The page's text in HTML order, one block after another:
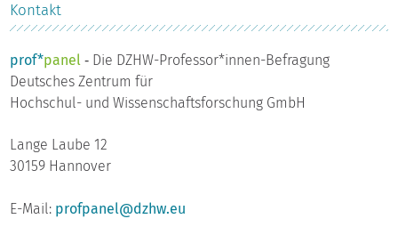
Kontakt
prof*panel ‐ Die DZHW-Professor*innen-Befragung
Deutsches Zentrum für
Hochschul- und Wissenschaftsforschung GmbH
Lange Laube 12
30159 Hannover
E-Mail: profpanel@dzhw.eu